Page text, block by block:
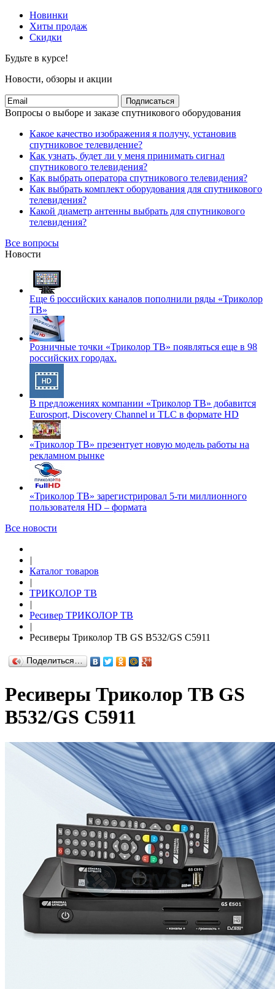
Новинки
Хиты продаж
Скидки
Будьте в курсе!
Новости, обзоры и акции
Подписаться
Вопросы о выборе и заказе спутникового оборудования
Какое качество изображения я получу, установив
спутниковое телевидение?
Как узнать, будет ли у меня принимать сигнал
спутникового телевидения?
Как выбрать оператора спутникового телевидения?
Как выбрать комплект оборудования для спутникового
телевидения?
Какой диаметр антенны выбрать для спутникового
телевидения?
Все вопросы
Новости
Еще 6 российских каналов пополнили ряды «Триколор
ТВ»
Розничные точки «Триколор ТВ» появляться еще в 98
российских городах.
В предложениях компании «Триколор ТВ» добавится
Eurosport, Discovery Channel и TLC в формате HD
«Триколор ТВ» презентует новую модель работы на
рекламном рынке
«Триколор ТВ» зарегистрировал 5-ти миллионного
пользователя HD – формата
Все новости
|
Каталог товаров
|
ТРИКОЛОР ТВ
|
Ресивер ТРИКОЛОР ТВ
|
Ресиверы Триколор ТВ GS B532/GS C5911
Поделиться…
Ресиверы Триколор ТВ GS
B532/GS C5911